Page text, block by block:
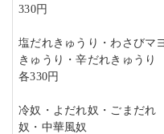
330円
塩だれきゅうり・わさびマ
きゅうり・辛だれきゅうり
各330円
冷奴・よだれ奴・ごまだれ
奴・中華風奴